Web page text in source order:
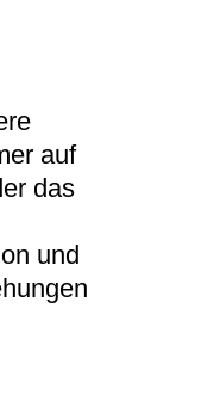
auf
das
und